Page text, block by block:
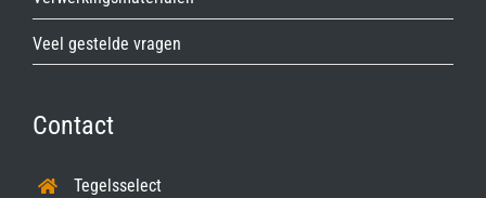
Veel gestelde vragen
Contact
Tegelsselect